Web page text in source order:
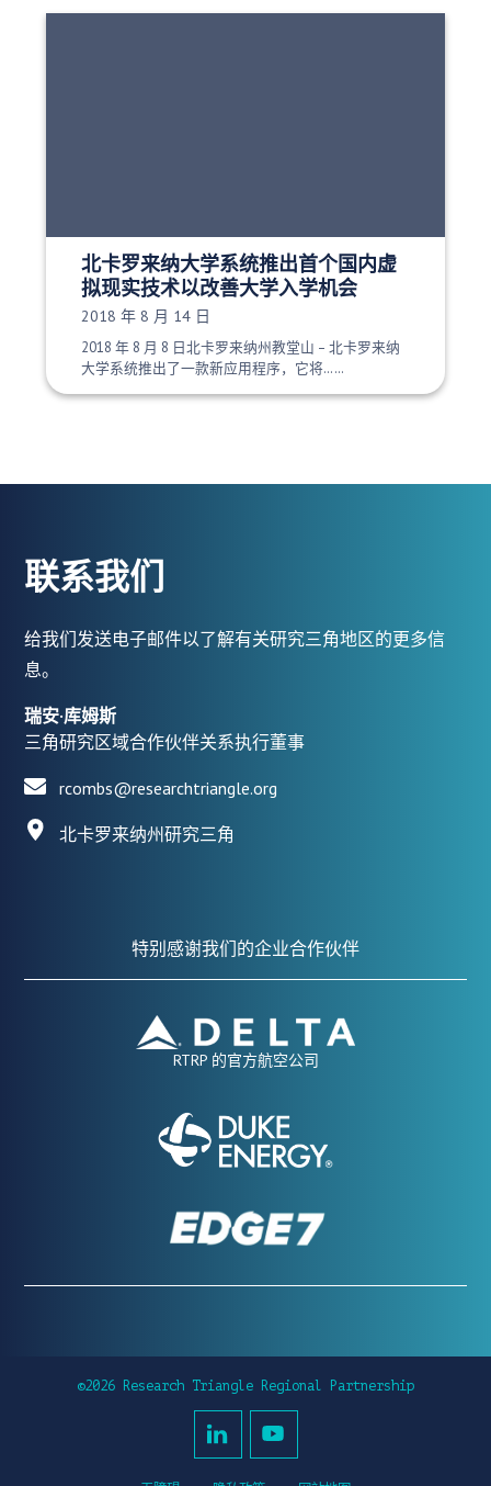
北卡罗来纳大学系统推出首个国内虚
拟现实技术以改善大学入学机会
发布日期：
2018 年 8 月 14 日
2018 年 8 月 8 日北卡罗来纳州教堂山 – 北卡罗来纳
大学系统推出了一款新应用程序，它将……
联系我们
给我们发送电子邮件以了解有关研究三角地区的更多信
息。
瑞安·库姆斯
三角研究区域合作伙伴关系执行董事
rcombs@researchtriangle.org
北卡罗来纳州研究三角
特别感谢我们的企业合作伙伴
RTRP 的官方航空公司
©2026 Research Triangle Regional Partnership